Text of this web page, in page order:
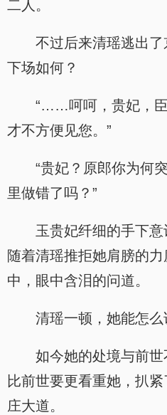
二人。
不过后来清瑶逃出
下场如何？
“……呵呵，贵妃，
才不方便见您。”
“贵妃？原郎你为何
里做错了吗？”
玉贵妃纤细的手下意
随着清瑶推拒她肩膀的
中，眼中含泪的问道。
清瑶一顿，她能怎么
如今她的处境与前
比前世要更看重她，扒
庄大道。